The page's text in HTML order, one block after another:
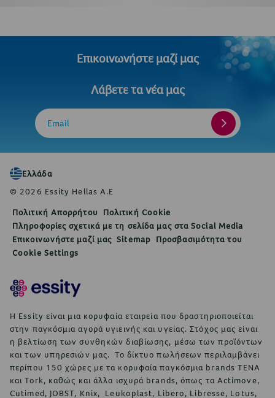
Επικοινωνήστε μαζί μας
Λάβετε τα νέα μας
Email
Ελλάδα
© 2026 Essity Hellas A.E
Πολιτική Απορρήτου
Πολιτική Cookie
Πληροφορίες σχετικά με τη σελίδα μας στα Social Media
Επικοινωνήστε μαζί μας Sitemap Προσβασιμότητα του
Cookie Settings
Η Essity είναι μια κορυφαία εταιρεία που δραστηριοποιείται
στην παγκόσμια αγορά υγιεινής και υγείας. Στόχος μας είναι
η βελτίωση των συνθηκών διαβίωσης, μέσω των προϊόντων
και των υπηρεσιών μας. Το δίκτυο πωλήσεων περιλαμβάνει
περίπου 150 χώρες με τα κορυφαία παγκόσμια brands TENA
και Tork, καθώς και άλλα ισχυρά brands, όπως τα Actimove,
Cutimed, JOBST, Knix, Leukoplast, Libero, Libresse, Lotus,